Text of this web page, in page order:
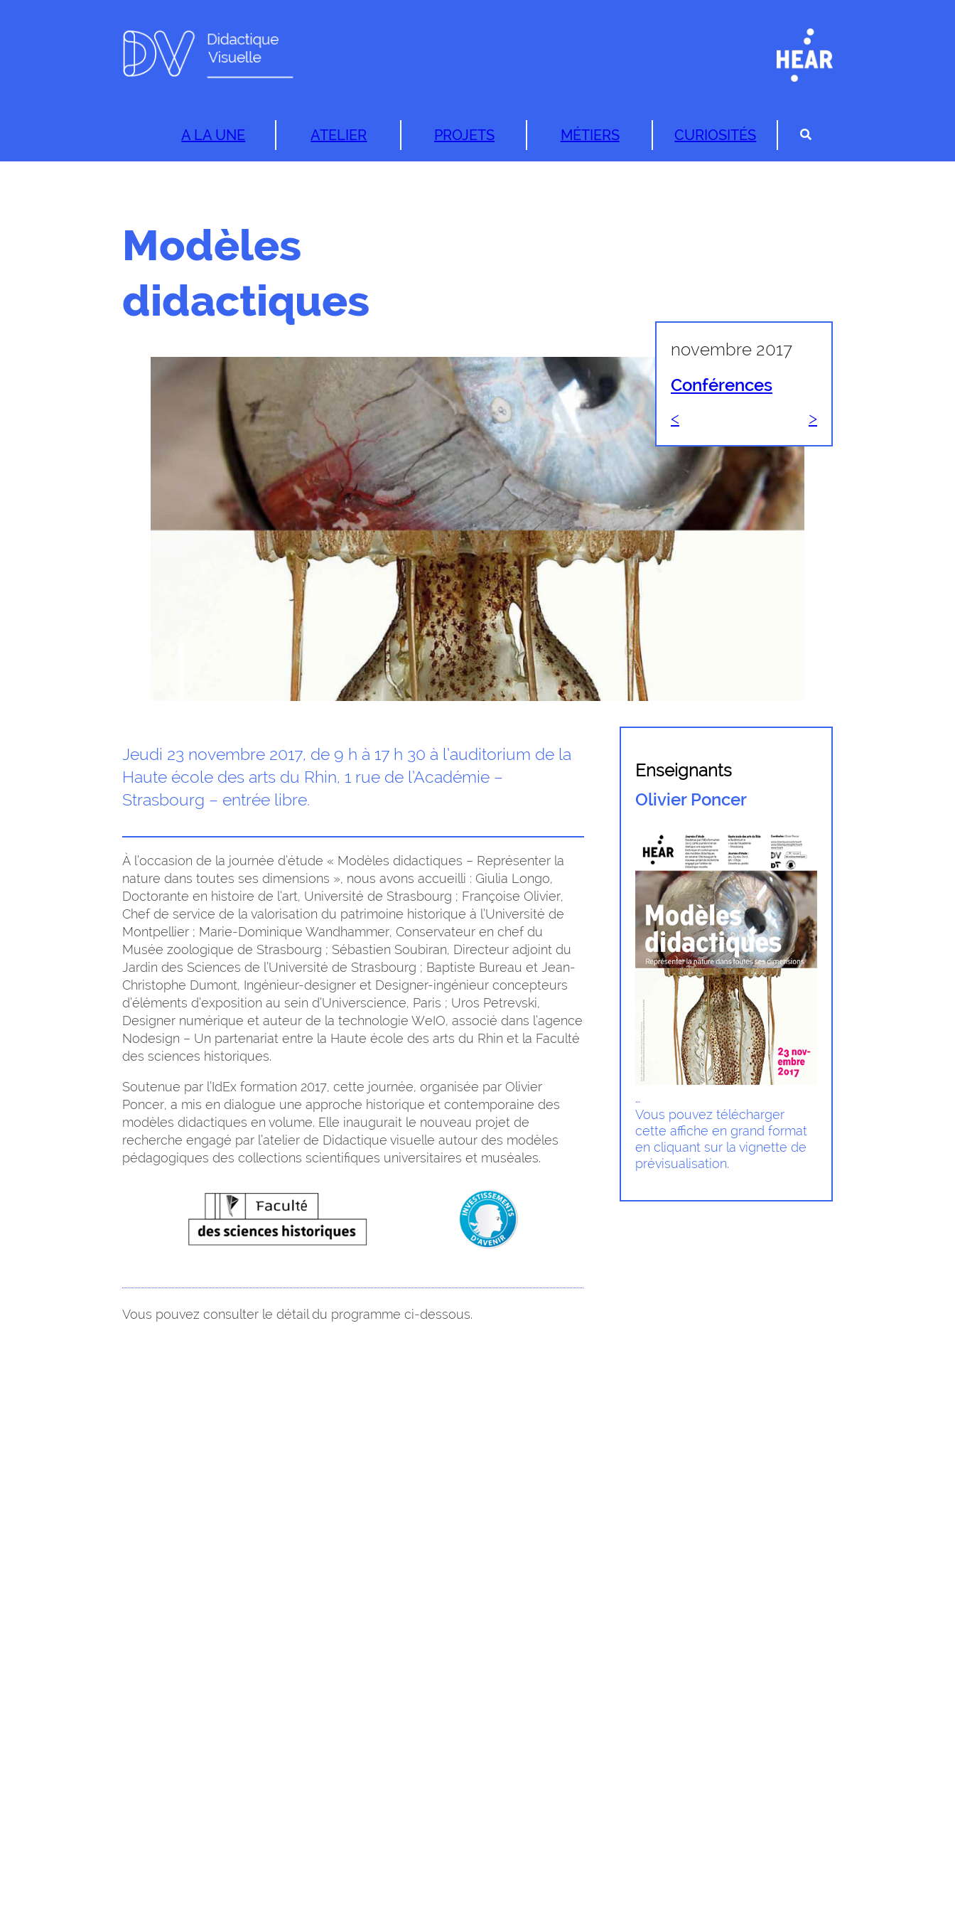
A LA UNE ATELIER PROJETS MÉTIERS CURIOSITÉS
Modèles
didactiques
novembre 2017
Conférences
<
>
Jeudi 23 novembre 2017, de 9 h à 17 h 30 à l’auditorium de la
Haute école des arts du Rhin, 1 rue de l’Académie –
Strasbourg – entrée libre.
À l’occasion de la journée d’étude « Modèles didactiques – Représenter la
nature dans toutes ses dimensions », nous avons accueilli : Giulia Longo,
Doctorante en histoire de l’art, Université de Strasbourg ; Françoise Olivier,
Chef de service de la valorisation du patrimoine historique à l’Université de
Montpellier ; Marie-Dominique Wandhammer, Conservateur en chef du
Musée zoologique de Strasbourg ; Sébastien Soubiran, Directeur adjoint du
Jardin des Sciences de l’Université de Strasbourg ; Baptiste Bureau et Jean-
Christophe Dumont, Ingénieur-designer et Designer-ingénieur concepteurs
d’éléments d’exposition au sein d’Universcience, Paris ; Uros Petrevski,
Designer numérique et auteur de la technologie WeIO, associé dans l’agence
Nodesign – Un partenariat entre la Haute école des arts du Rhin et la Faculté
des sciences historiques.
Soutenue par l’IdEx formation 2017, cette journée, organisée par Olivier
Poncer, a mis en dialogue une approche historique et contemporaine des
modèles didactiques en volume. Elle inaugurait le nouveau projet de
recherche engagé par l’atelier de Didactique visuelle autour des modèles
pédagogiques des collections scientifiques universitaires et muséales.
Vous pouvez consulter le détail du programme ci-dessous.
Enseignants
Olivier Poncer
…
Vous pouvez télécharger
cette affiche en grand format
en cliquant sur la vignette de
prévisualisation.